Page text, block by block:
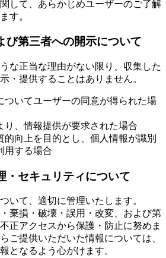
して、あらかじめユーザーのご了解
す。
び第三者への開示について
な正当な理由がない限り、収集した
・提供することはありません。
ついてユーザーの同意が得られた場
り、情報提供が要求された場合
的向上を目的とし、個人情報が識別
用する場合
・セキュリティについて
いて、適切に管理いたします。
棄損・破壊・誤用・改変、および第
正アクセスから保護・防止に努めま
ご提供いただいた情報については、
となるよう心がけます。